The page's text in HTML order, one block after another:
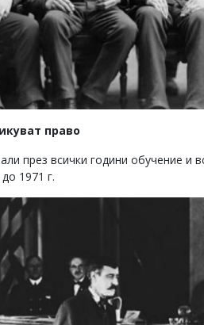
право
през всички години обучение
1971 г.